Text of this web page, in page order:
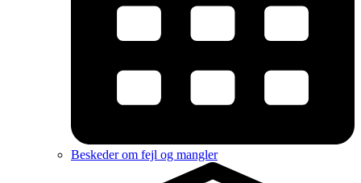
Beskeder om fejl og mangler